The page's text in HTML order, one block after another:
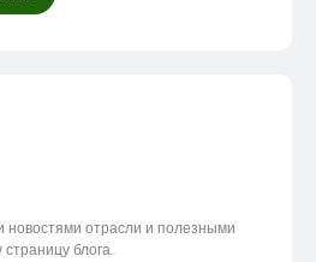
новостями отрасли и полезными
блога..